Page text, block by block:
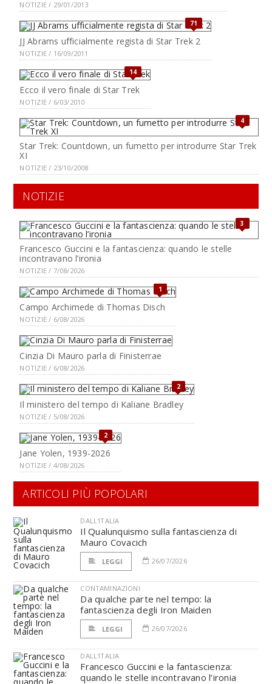
NOTIZIE / 29/01/2013
71
JJ Abrams ufficialmente regista di Star Trek 2
NOTIZIE / 16/09/2011
14
Ecco il vero finale di Star Trek
NOTIZIE / 6/03/2010
4
Star Trek: Countdown, un fumetto per introdurre Star Trek
XI
NOTIZIE / 23/10/2008
NOTIZIE
3
Francesco Guccini e la fantascienza: quando le stelle
incontravano l’ironia
NOTIZIE / 7/08/2026
1
Campo Archimede di Thomas Disch
NOTIZIE / 6/08/2026
Cinzia Di Mauro parla di Finisterrae
NOTIZIE / 6/08/2026
2
Il ministero del tempo di Kaliane Bradley
NOTIZIE / 5/08/2026
2
Jane Yolen, 1939-2026
NOTIZIE / 4/08/2026
ARTICOLI PIÙ POPOLARI
DALL'ITALIA
Il Qualunquismo sulla fantascienza di
Mauro Covacich
LEGGI 26/07/2026
CONTAMINAZIONI
Da qualche parte nel tempo: la
fantascienza degli Iron Maiden
LEGGI 26/07/2026
DALL'ITALIA
Francesco Guccini e la fantascienza:
quando le stelle incontravano l’ironia